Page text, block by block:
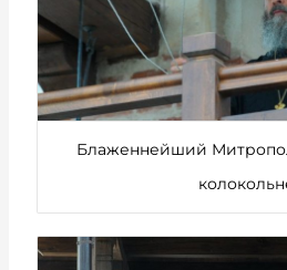
Блаженнейший